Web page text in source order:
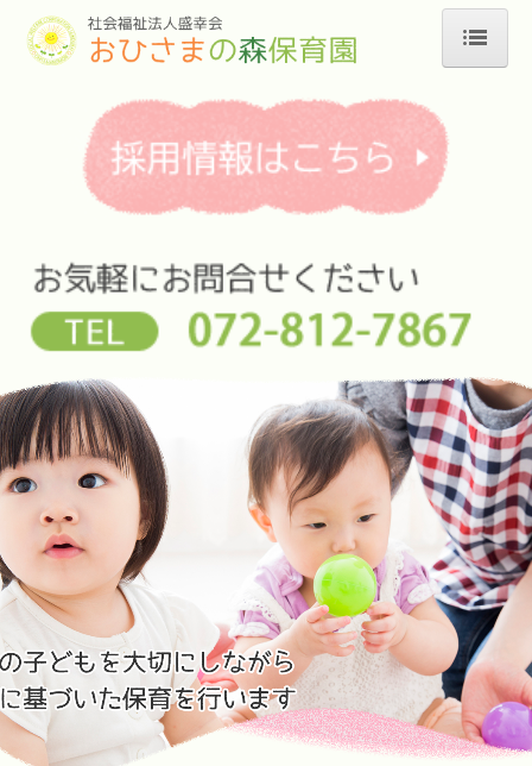
園のご案内
年間行事
一時預かり
エントリーフォーム
お問合せ
個人情報保護方針